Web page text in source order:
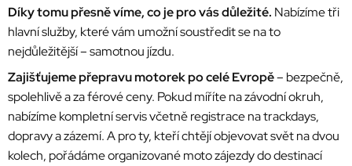
Díky tomu přesně víme, co je pro vás důležité. Nabízíme tři
hlavní služby, které vám umožní soustředit se na to
nejdůležitější – samotnou jízdu.
Zajišťujeme přepravu motorek po celé Evropě– bezpečně,
spolehlivě a za férové ceny. Pokud míříte na závodní okruh,
nabízíme kompletní servis včetně registrace na trackdays,
dopravy a zázemí. A pro ty, kteří chtějí objevovat svět na dvou
kolech, pořádáme organizované moto zájezdy do destinací